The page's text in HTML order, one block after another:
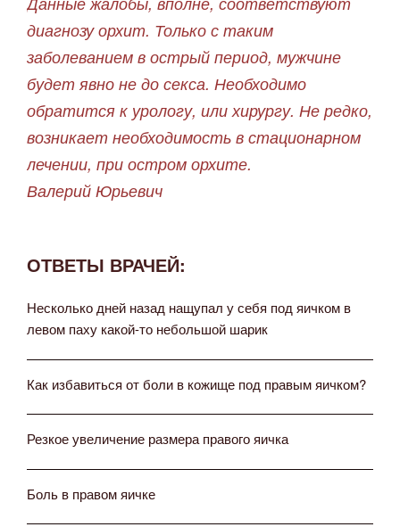
диагнозу орхит. Только с таким
заболеванием в острый период, мужчине
будет явно не до секса. Необходимо
обратится к урологу, или хирургу. Не редко,
возникает необходимость в стационарном
лечении, при остром орхите.
Валерий Юрьевич
ОТВЕТЫ ВРАЧЕЙ:
Несколько дней назад нащупал у себя под яичком в
левом паху какой-то небольшой шарик
Как избавиться от боли в кожище под правым яичком?
Резкое увеличение размера правого яичка
Боль в правом яичке